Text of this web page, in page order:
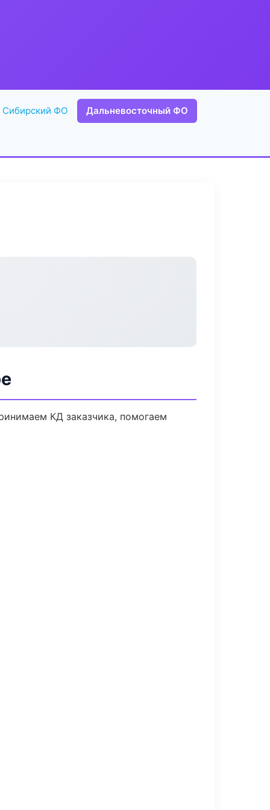
Сибирский ФО Дальневосточный ФО
КД заказчика, помогаем